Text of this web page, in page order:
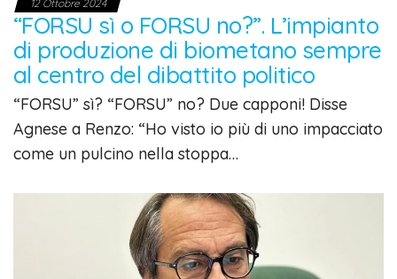
12 Ottobre 2024
“FORSU sì o FORSU no?”. L’impianto
di produzione di biometano sempre
al centro del dibattito politico
“FORSU” sì? “FORSU” no? Due capponi! Disse
Agnese a Renzo: “Ho visto io più di uno impacciato
come un pulcino nella stoppa…